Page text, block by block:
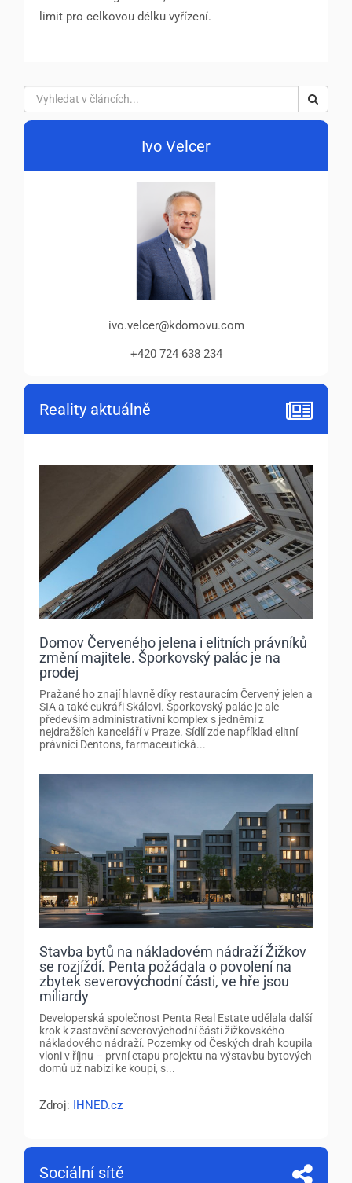
limit pro celkovou délku vyřízení.
Ivo Velcer
ivo.velcer@kdomovu.com
+420 724 638 234
Reality aktuálně
Domov Červeného jelena i elitních právníků
změní majitele. Šporkovský palác je na
prodej
Pražané ho znají hlavně díky restauracím Červený jelen a
SIA a také cukráři Skálovi. Šporkovský palác je ale
především administrativní komplex s jedněmi z
nejdražších kanceláří v Praze. Sídlí zde například elitní
právníci Dentons, farmaceutická...
Stavba bytů na nákladovém nádraží Žižkov
se rozjíždí. Penta požádala o povolení na
zbytek severovýchodní části, ve hře jsou
miliardy
Developerská společnost Penta Real Estate udělala další
krok k zastavění severovýchodní části žižkovského
nákladového nádraží. Pozemky od Českých drah koupila
vloni v říjnu – první etapu projektu na výstavbu bytových
domů už nabízí ke koupi, s...
Zdroj: IHNED.cz
Sociální sítě